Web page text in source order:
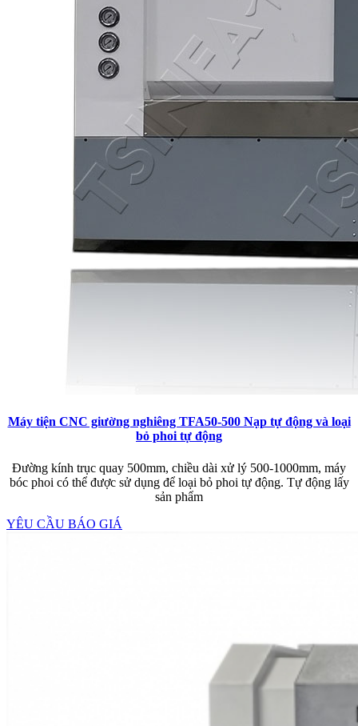
Máy tiện CNC giường nghiêng TFA50-500 Nạp tự động và loại
bỏ phoi tự động
Đường kính trục quay 500mm, chiều dài xử lý 500-1000mm, máy
bóc phoi có thể được sử dụng để loại bỏ phoi tự động. Tự động lấy
sản phẩm
YÊU CẦU BÁO GIÁ